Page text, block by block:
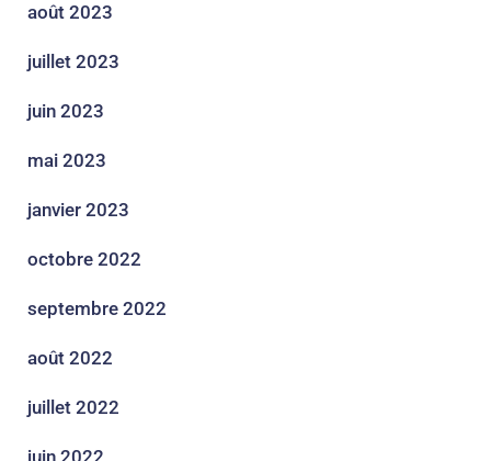
août 2023
juillet 2023
juin 2023
mai 2023
janvier 2023
octobre 2022
septembre 2022
août 2022
juillet 2022
juin 2022